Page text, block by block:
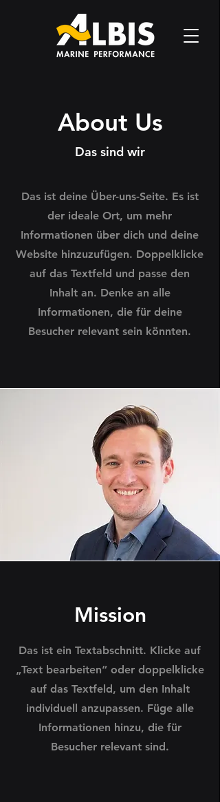
About Us
Das sind wir
Das ist deine Über-uns-Seite. Es ist
der ideale Ort, um mehr
Informationen über dich und deine
Website hinzuzufügen. Doppelklicke
auf das Textfeld und passe den
Inhalt an. Denke an alle
Informationen, die für deine
Besucher relevant sein könnten.
Mission
Das ist ein Textabschnitt. Klicke auf
„Text bearbeiten“ oder doppelklicke
auf das Textfeld, um den Inhalt
individuell anzupassen. Füge alle
Informationen hinzu, die für
Besucher relevant sind.